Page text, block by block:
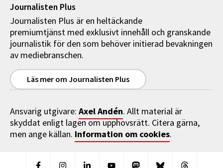
Journalisten Plus
Journalisten Plus är en heltäckande
premiumtjänst med exklusivt innehåll och granskande
journalistik för den som behöver initierad bevakningen
av mediebranschen.
Läs mer om Journalisten Plus
Ansvarig utgivare: Axel Andén. Allt material är
skyddat enligt lagen om upphovsrätt. Citera gärna,
men ange källan. Information om cookies.
Facebook InstagramLinkedinYoutubeMastodonBluesky